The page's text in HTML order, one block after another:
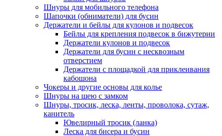
Шнуры для мобильного телефона
Шапочки (обниматели) для бусин
Держатели и бейлы для кулонов и подвесок
Бейлы для крепления подвесок в бижутерии
Держатели кулонов и подвесок
Держатели для бусин с несквозным
отверстием
Держатели с площадкой для приклеивания
кабошона
Чокеры и другие основы для колье
Шнуры на шею с замком
Шнуры, тросик, леска, ленты, проволока, сутаж,
канитель
Ювелирный тросик (ланка)
Леска для бисера и бусин